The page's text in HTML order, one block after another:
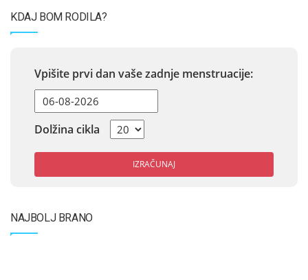
KDAJ BOM RODILA?
Vpišite prvi dan vaše zadnje menstruacije:
Dolžina cikla
IZRAČUNAJ
NAJBOLJ BRANO